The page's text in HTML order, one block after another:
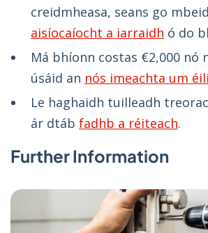
creidmheasa, seans go
aisíocaíocht a iarraidh ó do
Má bhíonn costas €2,000 nó
úsáid an nós imeachta um
Le haghaidh tuilleadh
ár dtáb fadhb a réiteach.
Further Information